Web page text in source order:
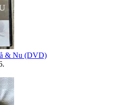
& Nu (DVD)
.